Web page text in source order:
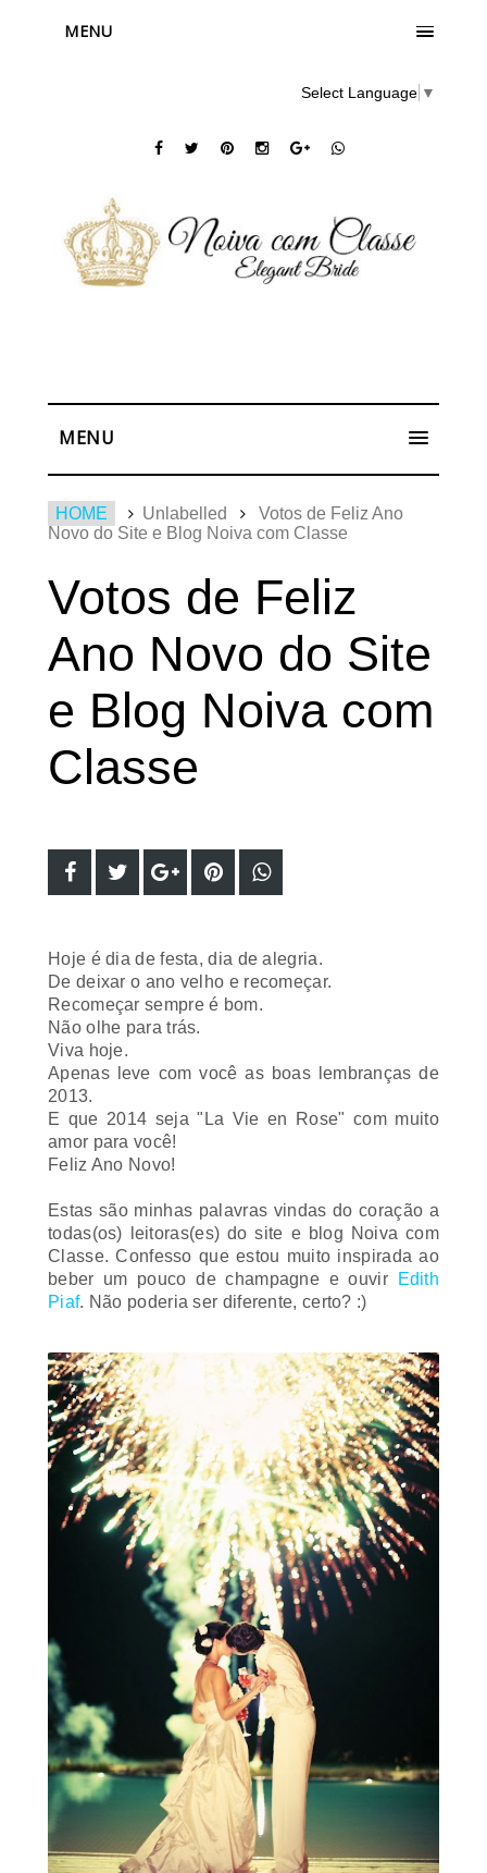
MENU
Select Language ▼
MENU
HOME Unlabelled
Votos de Feliz Ano
Novo do Site e Blog Noiva com Classe
Votos de Feliz
Ano Novo do Site
e Blog Noiva com
Classe
Hoje é dia de festa, dia de alegria.
De deixar o ano velho e recomeçar.
Recomeçar sempre é bom.
Não olhe para trás.
Viva hoje.
Apenas leve com você as boas lembranças de
2013.
E que 2014 seja " La Vie en Rose" com muito
amor para você!
Feliz Ano Novo!
Estas são minhas palavras vindas do coração a
todas(os) leitoras(es) do site e blog Noiva com
Classe. Confesso que estou muito inspirada ao
beber um pouco dechampagne e ouvir
Edith
Piaf. Não poderia ser diferente, certo? :)